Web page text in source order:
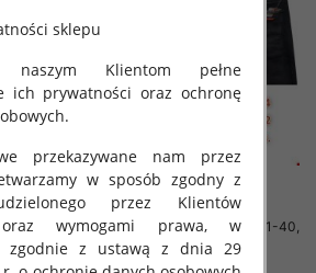
40-48,
szt
Spodnie męskie jeans Roz 31-40,
1 Kolor .Paczka 10 szt
sklepu
naszym Klientom pełne
ich prywatności oraz ochronę
przekazywane nam przez
w sposób zgodny z
przez Klientów
oraz wymogami prawa, w
zgodnie z ustawą z dnia 29